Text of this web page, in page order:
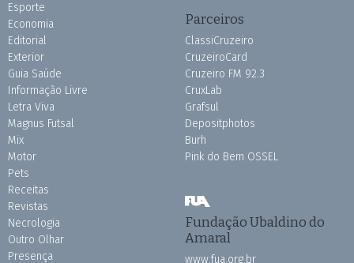
Esporte
Economia
Editorial
Exterior
Guia Saúde
Informação Livre
Letra Viva
Magnus Futsal
Mix
Motor
Pets
Receitas
Revistas
Necrologia
Outro Olhar
Presença
Parceiros
ClassiCruzeiro
CruzeiroCard
Cruzeiro FM 92.3
CruxLab
Grafsul
Depositphotos
Burh
Pink do Bem OSSEL
Fundação Ubaldino do
Amaral
www.fua.org.br